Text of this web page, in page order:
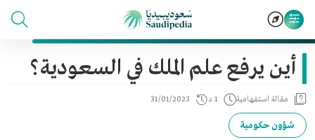
أين يرفع علم الملك في السعودية؟
مقالة استفهامية 1 د 31/01/2023
شؤون حكومية